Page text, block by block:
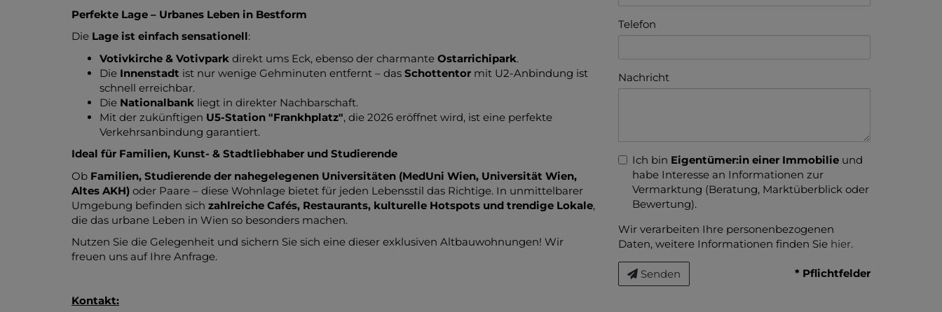
Perfekte Lage – Urbanes Leben in Bestform
Die Lage ist einfach sensationell:
Votivkirche & Votivpark direkt ums Eck, ebenso der charmante Ostarrichipark.
Die Innenstadt ist nur wenige Gehminuten entfernt – das Schottentor mit U2-Anbindung ist
schnell erreichbar.
Die Nationalbank liegt in direkter Nachbarschaft.
Mit der zukünftigen U5-Station "Frankhplatz", die 2026 eröffnet wird, ist eine perfekte
Verkehrsanbindung garantiert.
Ideal für Familien, Kunst- & Stadtliebhaber und Studierende
Ob Familien, Studierende der nahegelegenen Universitäten (MedUni Wien, Universität Wien,
Altes AKH) oder Paare – diese Wohnlage bietet für jeden Lebensstil das Richtige. In unmittelbarer
Umgebung befinden sich zahlreiche Cafés, Restaurants, kulturelle Hotspots und trendige Lokale,
die das urbane Leben in Wien so besonders machen.
Nutzen Sie die Gelegenheit und sichern Sie sich eine dieser exklusiven Altbauwohnungen! Wir
freuen uns auf Ihre Anfrage.
Kontakt:
Telefon
Nachricht
Ich bin Eigentümer:in einer Immobilie und
habe Interesse an Informationen zur
Vermarktung (Beratung, Marktüberblick oder
Bewertung).
Wir verarbeiten Ihre personenbezogenen
Daten, weitere Informationen finden Sie hier.
Senden * Pflichtfelder